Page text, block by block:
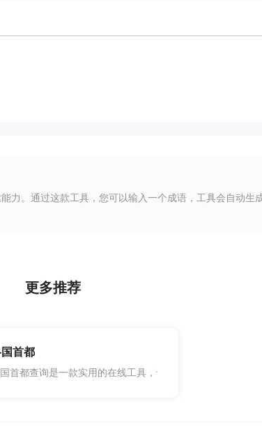
力。通过这款工具，您可以输入一个成语，工具会自动生
更多推荐
快速查询和了解各个历史朝代的相关信息而设计。通过
首都
首都查询是一款实用的在线工具，专为帮助用户快速查